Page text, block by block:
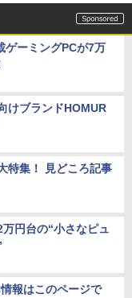
ゲーミングPCが7万
けブランドHOMUR
特集！ 見どころ記事
円台の“小さなピュ
報はこのページで